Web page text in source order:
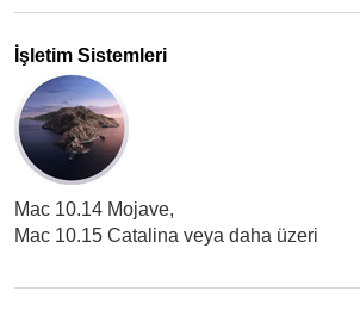
İşletim Sistemleri
Mac 10.14 Mojave,
Mac 10.15 Catalina veya daha üzeri